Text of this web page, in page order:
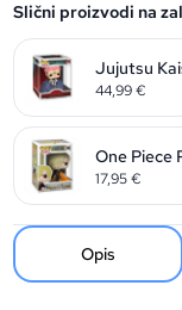
Slični proizvodi na
44,99€
17,95€
Opis